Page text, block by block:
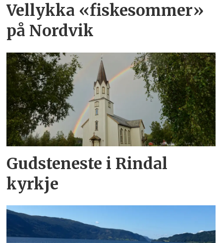
Vellykka «fiskesommer»
på Nordvik
Gudsteneste i Rindal
kyrkje